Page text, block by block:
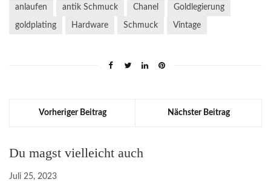
anlaufen antik Schmuck Chanel Goldlegierung
goldplating Hardware Schmuck Vintage
Vorheriger Beitrag Nächster Beitrag
Du magst vielleicht auch
Juli 25, 2023